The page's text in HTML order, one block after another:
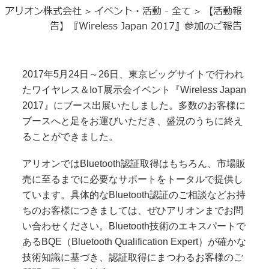
アリオン株式会社 > イベント・活動 - 全て >
【活動報
告】『Wireless Japan 2017』参加のご報告
2017年5月24日～26日、東京ビッグサイトで行われ
たワイヤレス＆IoT展示会イベント『Wireless Japan
2017』にブース出展いたしました。多数のお客様に
ブースへと足をお運びいただき、盛況のうちに終え
ることができました。
アリオンではBluetooth認証取得はもちろん、市場販
売に至るまでに必要なサポートをトータルで提供し
ています。具体的なBluetooth認証のご相談などお持
ちのお客様につきましては、ぜひアリオンまでお問
い合わせください。Bluetooth技術のエキスパートで
あるBQE（Bluetooth Qualification Expert）が確かな
技術知識に基づき、認証取得にまつわるお客様のご